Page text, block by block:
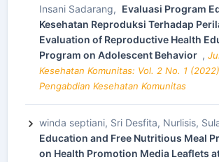
Insani Sadarang, Evaluasi Program
Kesehatan Reproduksi Terhadap
Evaluation of Reproductive Health
Program on Adolescent Behavior ,
Kesehatan Komunitas: Vol. 2 No. 1
Pengabdian Kesehatan Komunitas
winda septiani, Sri Desfita, Nurlisis,
Education and Free Nutritious Meal
on Health Promotion Media Leaflets